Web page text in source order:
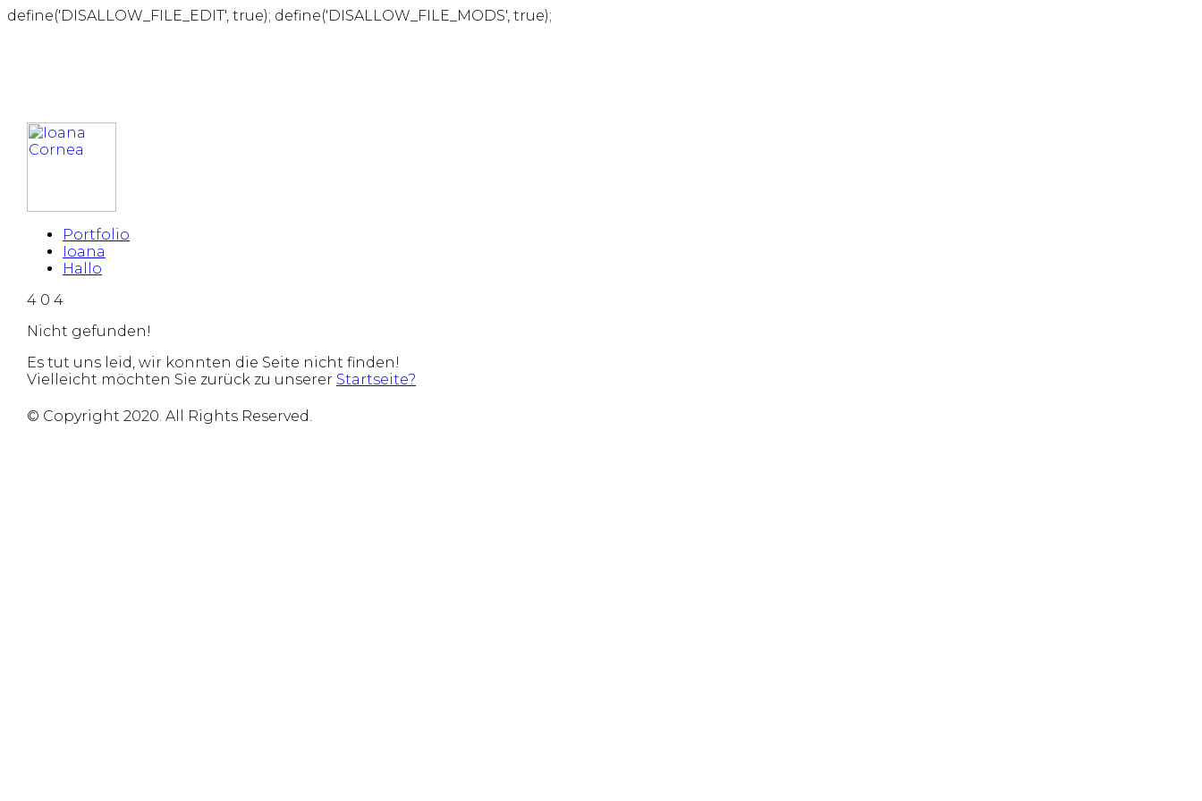
define('DISALLOW_FILE_EDIT', true); define('DISALLOW_FILE_MODS', true);
Portfolio
Ioana
Hallo
4 0 4
Nicht gefunden!
Es tut uns leid, wir konnten die Seite nicht finden!
Vielleicht möchten Sie zurück zu unserer Startseite?
© Copyright 2020. All Rights Reserved.